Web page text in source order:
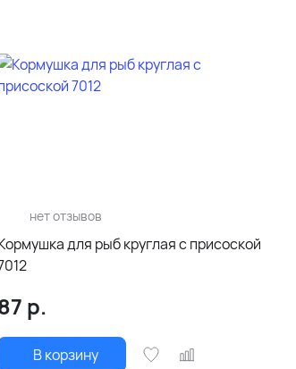
нет отзывов
для рыб круглая с присоской
р.
В корзину